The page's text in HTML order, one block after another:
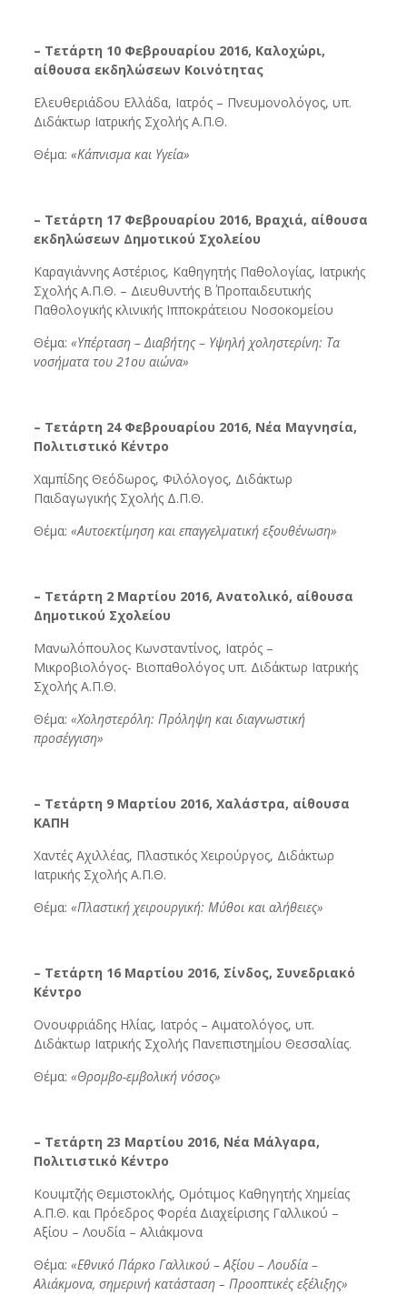
– Τετάρτη 10 Φεβρουαρίου 2016, Καλοχώρι,
αίθουσα εκδηλώσεων Κοινότητας
Ελευθεριάδου Ελλάδα, Ιατρός – Πνευμονολόγος, υπ.
Διδάκτωρ Ιατρικής Σχολής Α.Π.Θ.
Θέμα: «Κάπνισμα και Υγεία»
– Τετάρτη 17 Φεβρουαρίου 2016, Βραχιά, αίθουσα
εκδηλώσεων Δημοτικού Σχολείου
Καραγιάννης Αστέριος, Καθηγητής Παθολογίας, Ιατρικής
Σχολής Α.Π.Θ. – Διευθυντής Β΄ Προπαιδευτικής
Παθολογικής κλινικής Ιπποκράτειου Νοσοκομείου
Θέμα: «Υπέρταση – Διαβήτης – Υψηλή χοληστερίνη: Τα
νοσήματα του 21ου αιώνα»
– Τετάρτη 24 Φεβρουαρίου 2016, Νέα Μαγνησία,
Πολιτιστικό Κέντρο
Χαμπίδης Θεόδωρος, Φιλόλογος, Διδάκτωρ
Παιδαγωγικής Σχολής Δ.Π.Θ.
Θέμα: «Αυτοεκτίμηση και επαγγελματική εξουθένωση»
– Τετάρτη 2 Μαρτίου 2016, Ανατολικό, αίθουσα
Δημοτικού Σχολείου
Μανωλόπουλος Κωνσταντίνος, Ιατρός –
Μικροβιολόγος- Βιοπαθολόγος υπ. Διδάκτωρ Ιατρικής
Σχολής Α.Π.Θ.
Θέμα: «Χοληστερόλη: Πρόληψη και διαγνωστική
προσέγγιση»
– Τετάρτη 9 Μαρτίου 2016, Χαλάστρα, αίθουσα
ΚΑΠΗ
Χαντές Αχιλλέας, Πλαστικός Χειρούργος, Διδάκτωρ
Ιατρικής Σχολής Α.Π.Θ.
Θέμα: «Πλαστική χειρουργική: Μύθοι και αλήθειες»
– Τετάρτη 16 Μαρτίου 2016, Σίνδος, Συνεδριακό
Κέντρο
Ονουφριάδης Ηλίας, Ιατρός – Αιματολόγος, υπ.
Διδάκτωρ Ιατρικής Σχολής Πανεπιστημίου Θεσσαλίας.
Θέμα: «Θρομβο-εμβολική νόσος»
– Τετάρτη 23 Μαρτίου 2016, Νέα Μάλγαρα,
Πολιτιστικό Κέντρο
Κουιμτζής Θεμιστοκλής, Ομότιμος Καθηγητής Χημείας
Α.Π.Θ. και Πρόεδρος Φορέα Διαχείρισης Γαλλικού –
Αξίου – Λουδία – Αλιάκμονα
Θέμα: «Εθνικό Πάρκο Γαλλικού – Αξίου – Λουδία –
Αλιάκμονα, σημερινή κατάσταση – Προοπτικές εξέλιξης»